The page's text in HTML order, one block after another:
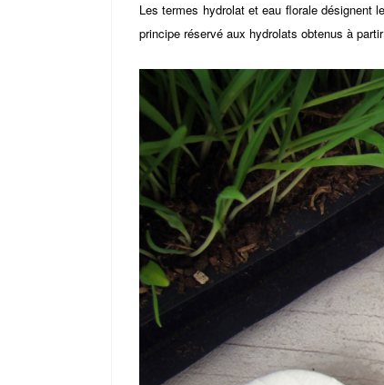
Les termes hydrolat et eau florale désignent
principe réservé aux hydrolats obtenus à